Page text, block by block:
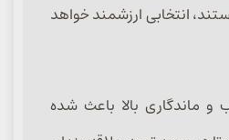
انتخابی ارزشمند خواهد
ماندگاری بالا باعث شده